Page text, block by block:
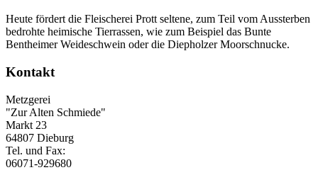
Heute fördert die Fleischerei Prott seltene, zum Teil vom Aussterben
bedrohte heimische Tierrassen, wie zum Beispiel das Bunte
Bentheimer Weideschwein oder die Diepholzer Moorschnucke.
Kontakt
Metzgerei
"Zur Alten Schmiede"
Markt 23
64807 Dieburg
Tel. und Fax:
06071-929680